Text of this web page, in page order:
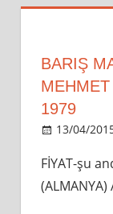
BARIŞ
1979
13/04/
FİYAT-şu
(ALMANYA)